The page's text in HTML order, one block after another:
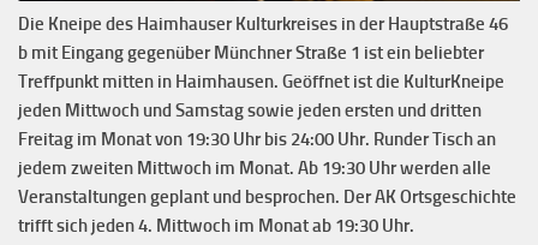
Die Kneipe des Haimhauser Kulturkreises in der Hauptstraße 46
b mit Eingang gegenüber Münchner Straße 1 ist ein beliebter
Treffpunkt mitten in Haimhausen. Geöffnet ist die KulturKneipe
jeden Mittwoch und Samstag sowie jeden ersten und dritten
Freitag im Monat von 19:30 Uhr bis 24:00 Uhr. Runder Tisch an
jedem zweiten Mittwoch im Monat. Ab 19:30 Uhr werden alle
Veranstaltungen geplant und besprochen. Der AK Ortsgeschichte
trifft sich jeden 4. Mittwoch im Monat ab 19:30 Uhr.